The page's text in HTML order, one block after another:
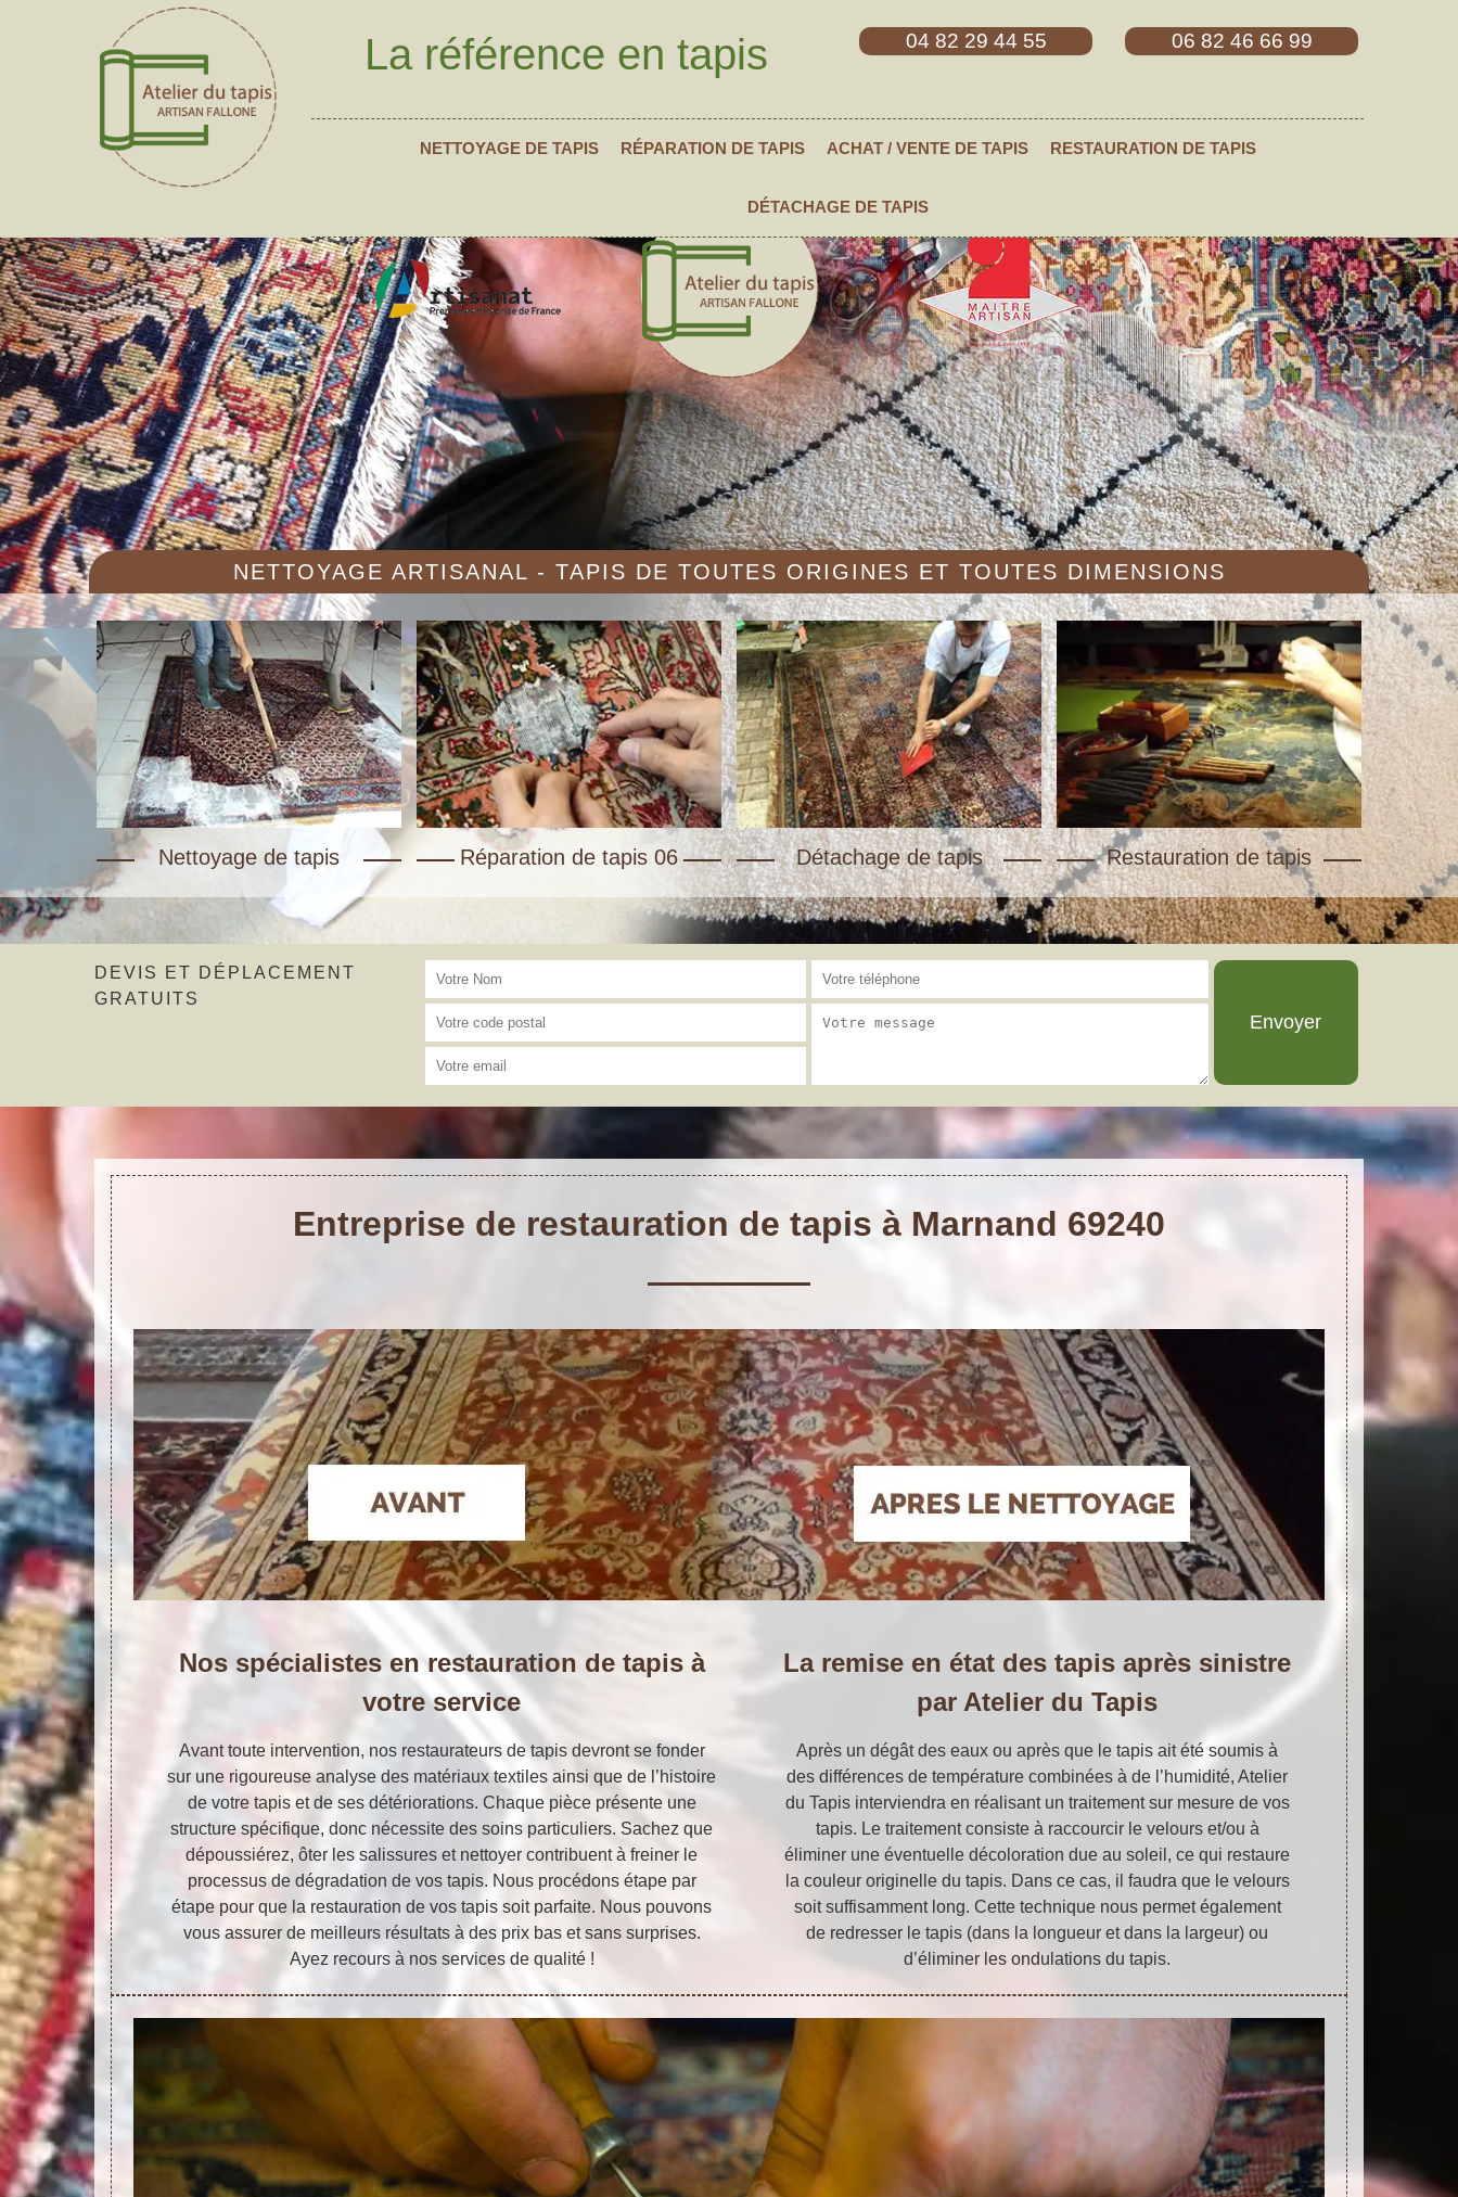
La référence en tapis 04 82 29 44 55 06 82 46 66 99
NETTOYAGE DE TAPIS RÉPARATION DE TAPIS ACHAT / VENTE DE TAPIS RESTAURATION DE TAPIS
DÉTACHAGE DE TAPIS
NETTOYAGE ARTISANAL - TAPIS DE TOUTES ORIGINES ET TOUTES DIMENSIONS
Nettoyage de tapis Réparation de tapis 06 Détachage de tapis Restauration de tapis
DEVIS ET DÉPLACEMENT
GRATUITS
Entreprise de restauration de tapis à Marnand 69240
Nos spécialistes en restauration de tapis à
votre service
Avant toute intervention, nos restaurateurs de tapis devront se fonder
sur une rigoureuse analyse des matériaux textiles ainsi que de l’histoire
de votre tapis et de ses détériorations. Chaque pièce présente une
structure spécifique, donc nécessite des soins particuliers. Sachez que
dépoussiérez, ôter les salissures et nettoyer contribuent à freiner le
processus de dégradation de vos tapis. Nous procédons étape par
étape pour que la restauration de vos tapis soit parfaite. Nous pouvons
vous assurer de meilleurs résultats à des prix bas et sans surprises.
Ayez recours à nos services de qualité !
La remise en état des tapis après sinistre
par Atelier du Tapis
Après un dégât des eaux ou après que le tapis ait été soumis à
des différences de température combinées à de l’humidité, Atelier
du Tapis interviendra en réalisant un traitement sur mesure de vos
tapis. Le traitement consiste à raccourcir le velours et/ou à
éliminer une éventuelle décoloration due au soleil, ce qui restaure
la couleur originelle du tapis. Dans ce cas, il faudra que le velours
soit suffisamment long. Cette technique nous permet également
de redresser le tapis (dans la longueur et dans la largeur) ou
d’éliminer les ondulations du tapis.